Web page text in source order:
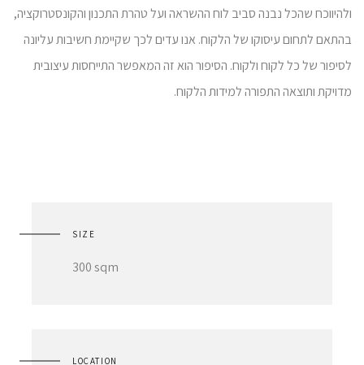
ולהיווכח שהכל נבנה סביב לוח ההשראה ועל טהרת התכנון והקונסטרוקציה,
בהתאם לתחום עיסוקו של הלקוח. אנו עדים לכך שקיימת חשיבות עליונה
לסיפור של כל לקוח ולקוח. הסיפור הוא זה המאפשר התייחסות עיצובית
מדויקת ותוצאה התפורה למידות הלקוח.
SIZE
300 sqm
LOCATION